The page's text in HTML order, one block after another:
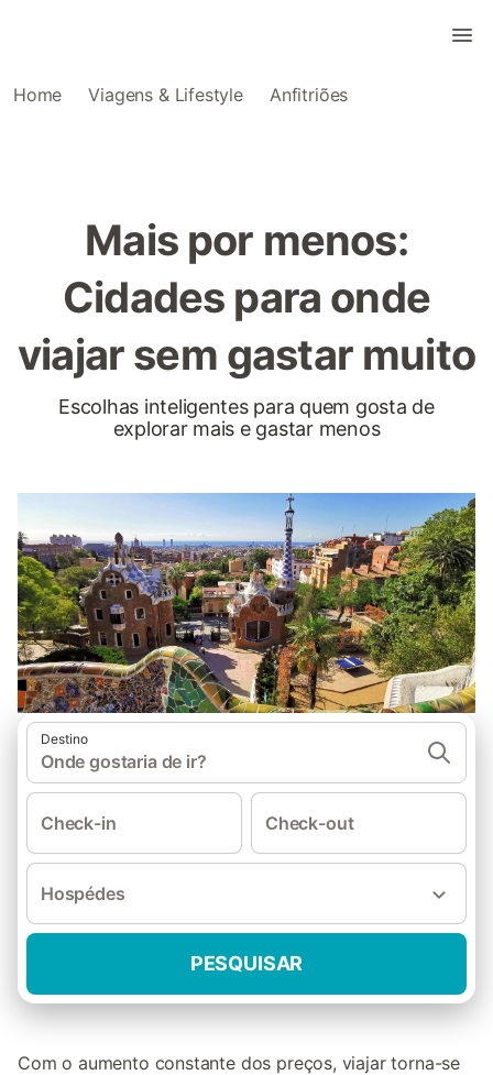
Home Viagens & Lifestyle Anfitriões
Mais por menos:
Cidades para onde
viajar sem gastar muito
Escolhas inteligentes para quem gosta de
explorar mais e gastar menos
Destino
Onde gostaria de ir?
Check-in Check-out
Hospédes
PESQUISAR
Com o aumento constante dos preços, viajar torna-se